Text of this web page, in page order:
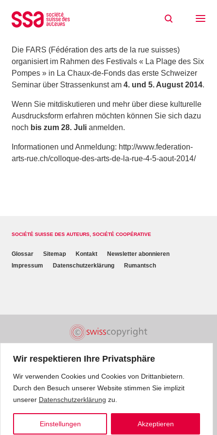
Wir respektieren Ihre Privatsphäre
Wir verwenden Cookies und Cookies von Drittanbietern.
Durch den Besuch unserer Website stimmen Sie implizit
unserer Datenschutzerklärung zu.
Einstellungen Akzeptieren
Die FARS (Fédération des arts de la rue suisses)
organisiert im Rahmen des Festivals « La Plage des Six
Pompes » in La Chaux-de-Fonds das erste Schweizer
Seminar über Strassenkunst am 4. und 5. August 2014.
Wenn Sie mitdiskutieren und mehr über diese kulturelle
Ausdrucksform erfahren möchten können Sie sich dazu
noch bis zum 28. Juli anmelden.
Informationen und Anmeldung: http://www.federation-
arts-rue.ch/colloque-des-arts-de-la-rue-4-5-aout-2014/
SOCIÉTÉ SUISSE DES AUTEURS, SOCIÉTÉ COOPÉRATIVE
Glossar Sitemap Kontakt
Newsletter abonnieren
Impressum
Datenschutzerklärung Rumantsch